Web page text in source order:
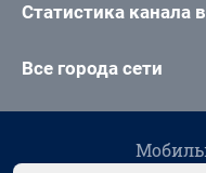
Статистика канала
Все города сети